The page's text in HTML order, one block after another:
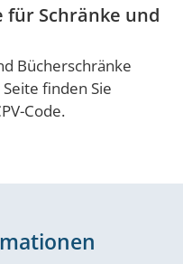
für Schränke und
Bücherschränke
finden Sie
Code.